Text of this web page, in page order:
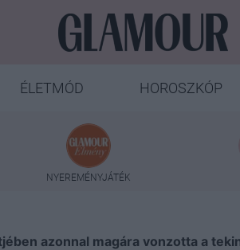
ÉLETMÓD HOROSZKÓP
NYEREMÉNYJÁTÉK
azonnal magára vonzotta a